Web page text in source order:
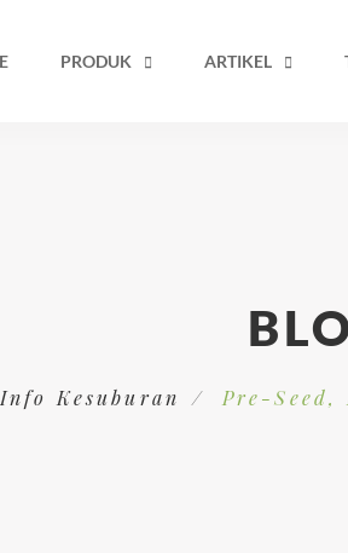
PRODUK ARTIKEL
Info Kesuburan Pre-Seed,